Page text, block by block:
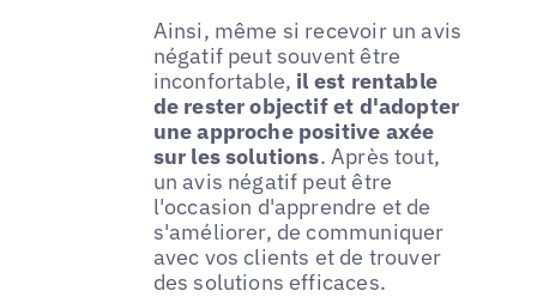
Ainsi, même si recevoir un avis
négatif peut souvent être
inconfortable, il est rentable
de rester objectif et d'adopter
une approche positive axée
sur les solutions. Après tout,
un avis négatif peut être
l'occasion d'apprendre et de
s'améliorer, de communiquer
avec vos clients et de trouver
des solutions efficaces.